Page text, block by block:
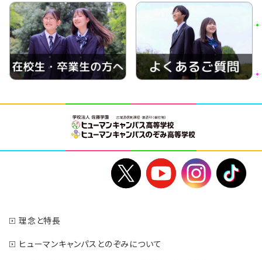
理念と特長
ヒューマンキャンパスとのぞみについて